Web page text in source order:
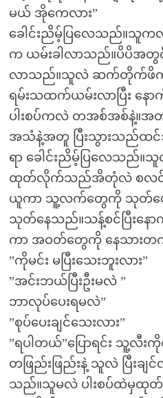
မယ် အိုကေလား”
ခေါင်းညိမ့်ပြလေသည်။သူက
က ယမ်းခါလာသည်။ပိပိအ
လာသည်။သူလဲ ဆက်တိုက်ဖိ
ရမ်းသထက်ယမ်းလာပြီး နေ
ပါးစပ်ကလဲ တအစ်အစ်နဲ့။အ
အသံနဲ့အတူ ပြီးသွားသည်ထင်သ
ရာ ခေါင်းညိမ့်ပြလေသ
ထုတ်လိုက်သည်အိတုံလဲ စလင်
ယူကာ သူ့လက်တွေကို သုတ်ပ
သုတ်နေသည်။သန့်စင်ပြီးနေ
ကာ အဝတ်တွေကို နေသားတက
”ကိုမင်း မပြီးသေးဘူးလား”
”အင်းဘယ်ပြီးဦးမလဲ ”
ဘာလုပ်ပေးရမလဲ”
”စုပ်ပေးချင်သေးလား”
”ရပါတယ်”ပြောရင်း သူ့လီ
တဖြည်းဖြည်းနဲ့ သူလဲ ပြီးခ
သည်။သူမလဲ ပါးစပ်ထဲမှထု